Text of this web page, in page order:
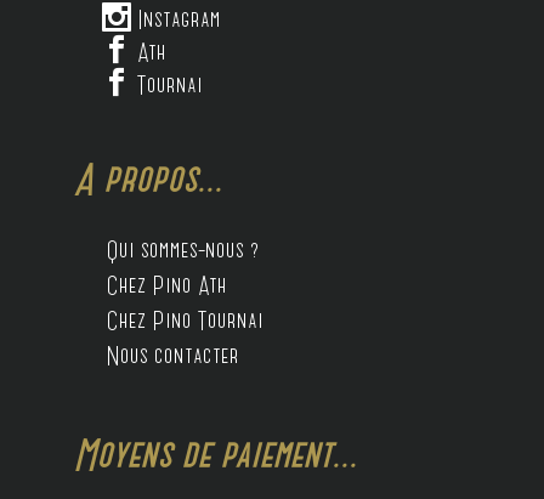
 Instagram
 Ath
 Tournai
A propos...
Qui sommes-nous ?
Chez Pino Ath
Chez Pino Tournai
Nous contacter
Moyens de paiement...